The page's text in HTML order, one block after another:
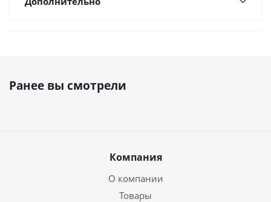
Ранее вы смотрели
Компания
О компании
Товары